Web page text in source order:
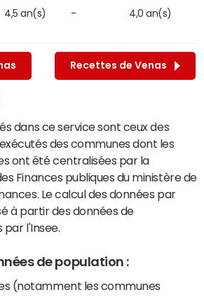
4,5 an(s) - 4,0 an(s)
Recettes de Venas
dans ce service sont ceux des
des communes dont les
ont été centralisées par la
Finances publiques du ministère de
Le calcul des données par
à partir des données de
l'Insee.
de population :
(notamment les communes